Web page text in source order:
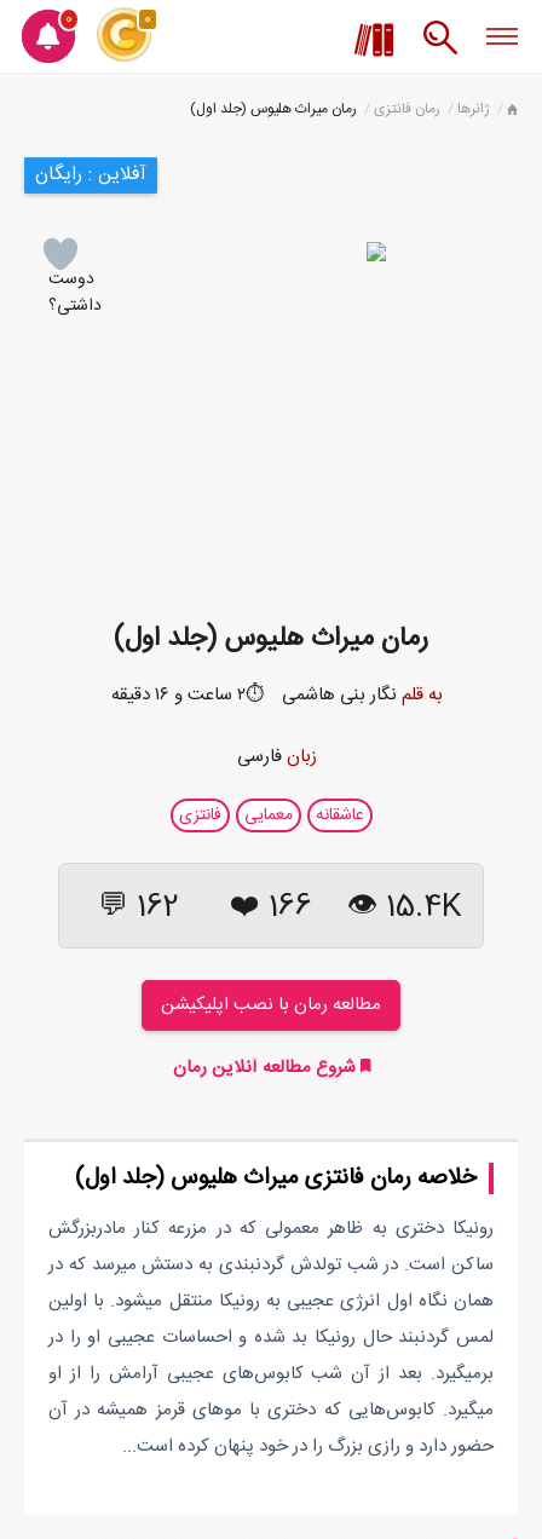
0 0
ژانرها رمان فانتزی رمان میراث هلیوس (جلد اول)
آفلاین : رایگان
دوست
داشتی؟
رمان میراث هلیوس (جلد اول)
به قلم نگار بنی هاشمی ⏱️۲ ساعت و ۱۶ دقیقه
زبانفارسی
عاشقانه معمایی فانتزی
15.4K 👁
166
❤️
162 💬
مطالعه رمان با نصب اپلیکیشن
شروع مطالعه آنلاین رمان
خلاصه رمان فانتزی میراث هلیوس (جلد اول)
رونیکا دختری به ظاهر معمولی که در مزرعه کنار مادربزرگش
ساکن است. در شب تولدش گردنبندی به دستش میرسد که در
همان نگاه اول انرژی عجیبی به رونیکا منتقل میشود. با اولین
لمس گردنبند حال رونیکا بد شده و احساسات عجیبی او را در
برمیگیرد. بعد از آن شب کابوس‌های عجیبی آرامش را از او
میگیرد. کابوس‌هایی که دختری با موهای قرمز همیشه در آن
حضور دارد و رازی بزرگ را در خود پنهان کرده است...